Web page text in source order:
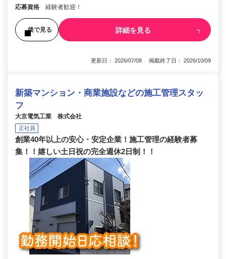
応募資格 経験者歓迎！
後で見る 詳細を見る
更新日： 2026/07/08 掲載終了日： 2026/10/09
新築マンション・商業施設などの施工管理スタッ
フ
大京電気工業 株式会社
正社員
創業40年以上の安心・安定企業！施工管理の経験者募
集！！嬉しい土日祝の完全週休2日制！！